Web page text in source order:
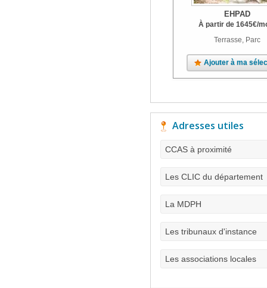
EHPAD
À partir de 1645€/
Terrasse, Parc
Ajouter à ma
Adresses utiles
CCAS à proximité
Les CLIC du département
La MDPH
Les tribunaux d'instance
Les associations locales